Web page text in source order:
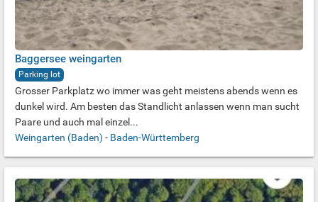
Baggersee weingarten
Parking lot
Grosser Parkplatz wo immer was geht meistens abends wenn es
dunkel wird. Am besten das Standlicht anlassen wenn man sucht
Paare und auch mal einzel...
Weingarten (Baden) - Baden-Württemberg